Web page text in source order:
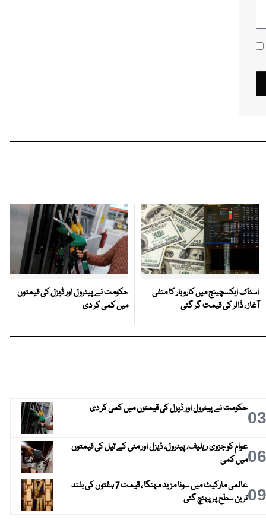
اسٹاک ایکسچینج میں کاروبار کا منفی
آغاز ، ڈالر کی قیمت گر گئی
حکومت نے پیٹرول اور ڈیزل کی قیمتوں
میں کمی کر دی
03حکومت نے پیٹرول اور ڈیزل کی قیمتوں میں کمی کر دی
06عوام کو جزوی ریلیف، پیٹرول، ڈیزل اور مٹی کے تیل کی قیمتوں
میں کمی
09
عالمی مارکیٹ میں سونا مزید مہنگا ، قیمت 7 ہفتوں کی بلند
ترین سطح پر پہنچ گئی